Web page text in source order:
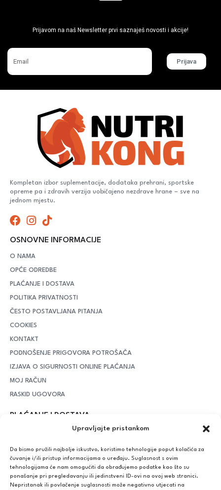
Upravljajte pristankom
Da bismo pružili najbolje iskustvo, koristimo tehnologije poput kolačića za
čuvanje i/ili pristup informacijama o uređaju. Suglasnost s ovim
tehnologijama će nam omogućiti da obrađujemo podatke kao što su
ponašanje pri pregledavanju ili jedinstveni ID-ovi na ovoj web stranici.
Nepristanak ili povlačenje suglasnosti može negativno utjecati na
Prijavom na naš Newsletter prvi saznaješ novosti i akcije!
Prijava
Kompletan izbor suplementacije, dodataka prehrani, sportske
opreme pa i zdravih verzija uobičajeno nezdrave hrane – sve na
jednom mjestu.
OSNOVNE INFORMACIJE
O NAMA
OPĆE ODREDBE
PLAĆANJE I DOSTAVA
POLITIKA PRIVATNOSTI
ČESTO POSTAVLJANA PITANJA
COOKIES
KONTAKT
PODNOŠENJE PRIGOVORA POTROŠAČA
IZJAVA O SIGURNOSTI ONLINE PLAĆANJA
MOJ RAČUN
RASKID UGOVORA
PLAĆANJE I DOSTAVA
– iznad potrošenih 55 eura dostava je
Plaćanje:
Bankovna transakcija, plaćanje prilikom preuzimanja, CorvusPay